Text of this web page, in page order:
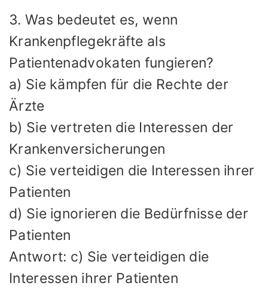
3. Was bedeutet es, wenn
Krankenpflegekräfte als
Patientenadvokaten fungieren?
a) Sie kämpfen für die Rechte der
Ärzte
b) Sie vertreten die Interessen der
Krankenversicherungen
c) Sie verteidigen die Interessen ihrer
Patienten
d) Sie ignorieren die Bedürfnisse der
Patienten
Antwort: c) Sie verteidigen die
Interessen ihrer Patienten